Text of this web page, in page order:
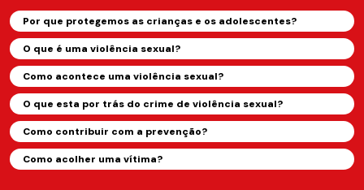
Por que protegemos as crianças e os adolescentes?
O que é uma violência sexual?
Como acontece uma violência sexual?
O que esta por trás do crime de violência sexual?
Como contribuir com a prevenção?
Como acolher uma vítima?